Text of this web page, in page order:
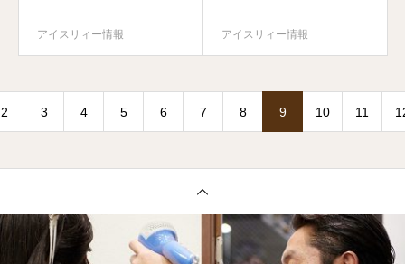
アイスリィー情報 アイスリィー情報
2 3 4 5 6 7 8 9 10 11